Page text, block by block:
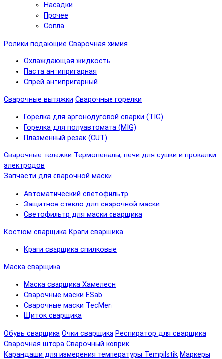
Насадки
Прочее
Сопла
Ролики подающие Сварочная химия
Охлаждающая жидкость
Паста антипригарная
Спрей антипригарный
Сварочные вытяжки Сварочные горелки
Горелка для аргонодуговой сварки (TIG)
Горелка для полуавтомата (MIG)
Плазменный резак (CUT)
Сварочные тележки Термопеналы, печи для сушки и прокалки
электродов
Запчасти для сварочной маски
Автоматический светофильтр
Защитное стекло для сварочной маски
Светофильтр для маски сварщика
Костюм сварщика Краги сварщика
Краги сварщика спилковые
Маска сварщика
Маска сварщика Хамелеон
Сварочные маски ESab
Сварочные маски TecMen
Щиток сварщика
Обувь сварщика Очки сварщика Респиратор для сварщика
Сварочная штора Сварочный коврик
Карандаши для измерения температуры Tempilstik Маркеры